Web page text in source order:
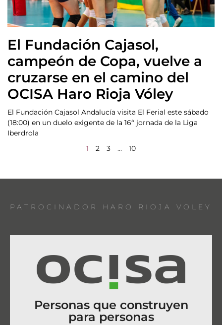
El Fundación Cajasol,
campeón de Copa, vuelve a
cruzarse en el camino del
OCISA Haro Rioja Vóley
El Fundación Cajasol Andalucía visita El Ferial este sábado
(18:00) en un duelo exigente de la 16ª jornada de la Liga
Iberdrola
1
2 3 … 10
PATROCINADOR HARO RIOJA VOLEY
Personas que construyen
para personas